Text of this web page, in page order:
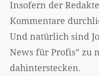
Insofern der
Kommentare
Und natürlich sind
News für Profis” zu
dahinterstecken.